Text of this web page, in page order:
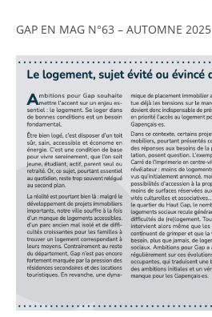
GAP EN MAG N°63 – AUTOMNE 2025